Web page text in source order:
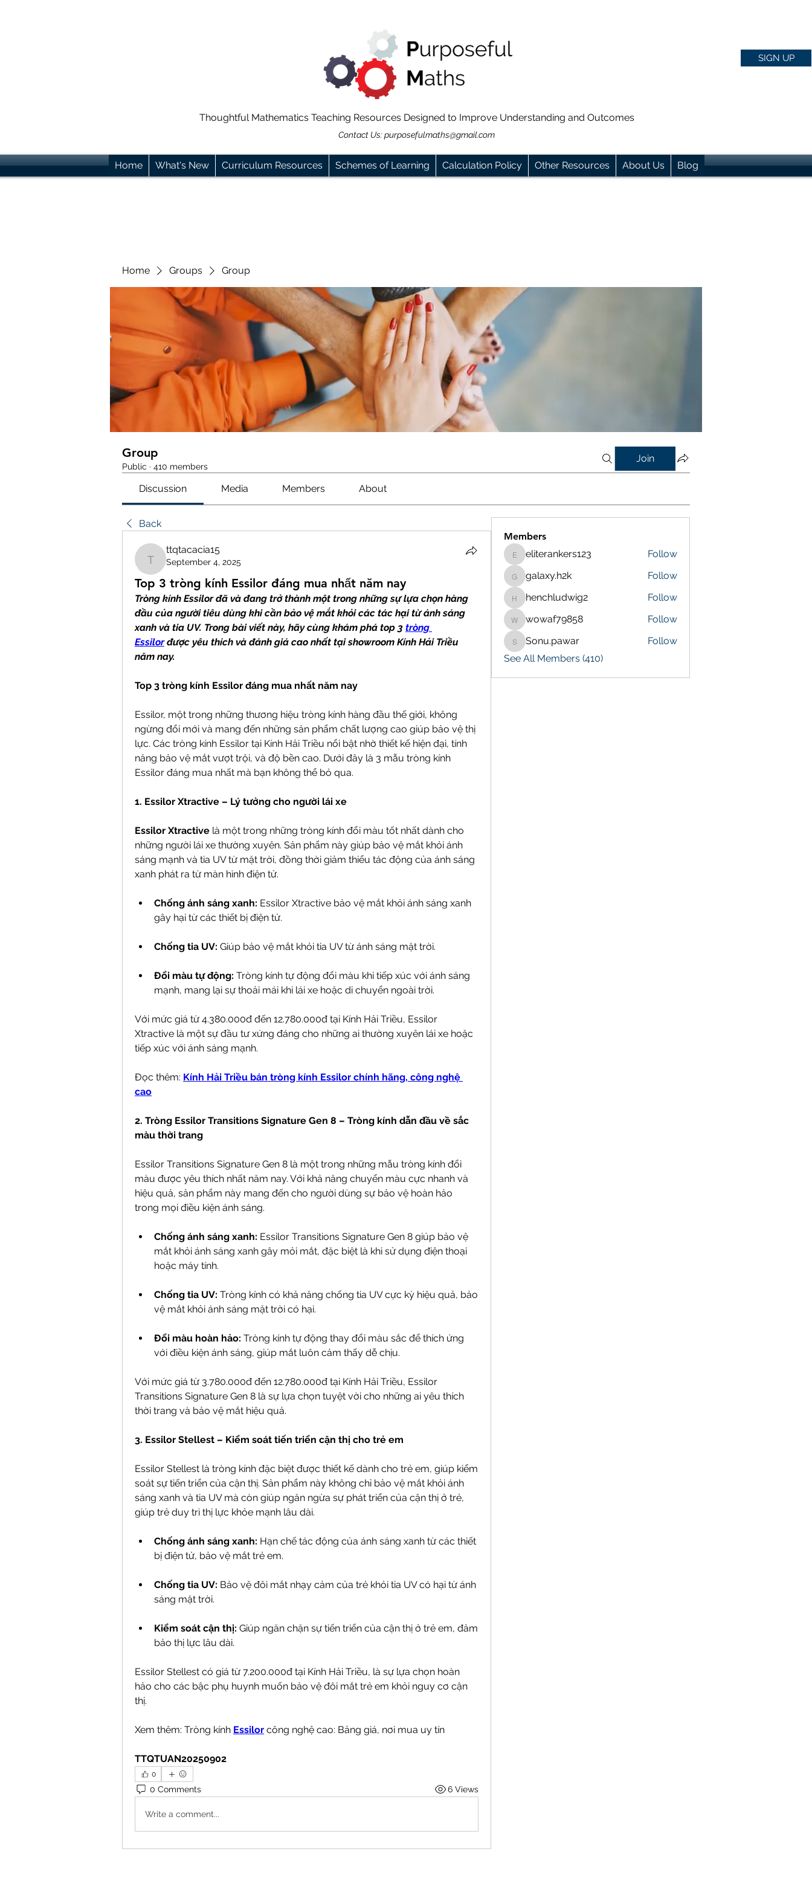
SIGN UP
Thoughtful Mathematics Teaching Resources Designed to Improve Understanding and Outcomes
Contact Us:purposefulmaths@gmail.com
Home What's New Curriculum Resources Schemes of Learning Calculation Policy Other Resources About Us Blog
Home Groups Group
Group
Public · 410 members
Join
Discussion Media Members About
Back
ttqtacacia15
ttqtacacia15
September 4, 2025
Top 3 tròng kính Essilor đáng mua nhất năm nay
Tròng kính Essilor đã và đang trở thành một trong những sự lựa chọn hàng
đầu của người tiêu dùng khi cần bảo vệ mắt khỏi các tác hại từ ánh sáng
xanh và tia UV. Trong bài viết này, hãy cùng khám phá top 3 tròng
Essilor được yêu thích và đánh giá cao nhất tại showroom Kính Hải Triều
năm nay.
Top 3 tròng kính Essilor đáng mua nhất năm nay
Essilor, một trong những thương hiệu tròng kính hàng đầu thế giới, không
ngừng đổi mới và mang đến những sản phẩm chất lượng cao giúp bảo vệ thị
lực. Các tròng kính Essilor tại Kính Hải Triều nổi bật nhờ thiết kế hiện đại, tính
năng bảo vệ mắt vượt trội, và độ bền cao. Dưới đây là 3 mẫu tròng kính
Essilor đáng mua nhất mà bạn không thể bỏ qua.
1. Essilor Xtractive – Lý tưởng cho người lái xe
Essilor Xtractive là một trong những tròng kính đổi màu tốt nhất dành cho
những người lái xe thường xuyên. Sản phẩm này giúp bảo vệ mắt khỏi ánh
sáng mạnh và tia UV từ mặt trời, đồng thời giảm thiểu tác động của ánh sáng
xanh phát ra từ màn hình điện tử.
Chống ánh sáng xanh: Essilor Xtractive bảo vệ mắt khỏi ánh sáng xanh
gây hại từ các thiết bị điện tử.
Chống tia UV: Giúp bảo vệ mắt khỏi tia UV từ ánh sáng mặt trời.
Đổi màu tự động: Tròng kính tự động đổi màu khi tiếp xúc với ánh sáng
mạnh, mang lại sự thoải mái khi lái xe hoặc di chuyển ngoài trời.
Với mức giá từ 4.380.000đ đến 12.780.000đ tại Kính Hải Triều, Essilor
Xtractive là một sự đầu tư xứng đáng cho những ai thường xuyên lái xe hoặc
tiếp xúc với ánh sáng mạnh.
Đọc thêm: Kính Hải Triều bán tròng kính Essilor chính hãng, công nghệ
cao
2. Tròng Essilor Transitions Signature Gen 8 – Tròng kính dẫn đầu về sắc
màu thời trang
Essilor Transitions Signature Gen 8 là một trong những mẫu tròng kính đổi
màu được yêu thích nhất năm nay. Với khả năng chuyển màu cực nhanh và
hiệu quả, sản phẩm này mang đến cho người dùng sự bảo vệ hoàn hảo
trong mọi điều kiện ánh sáng.
Chống ánh sáng xanh: Essilor Transitions Signature Gen 8 giúp bảo vệ
mắt khỏi ánh sáng xanh gây mỏi mắt, đặc biệt là khi sử dụng điện thoại
hoặc máy tính.
Chống tia UV: Tròng kính có khả năng chống tia UV cực kỳ hiệu quả, bảo
vệ mắt khỏi ánh sáng mặt trời có hại.
Đổi màu hoàn hảo: Tròng kính tự động thay đổi màu sắc để thích ứng
với điều kiện ánh sáng, giúp mắt luôn cảm thấy dễ chịu.
Với mức giá từ 3.780.000đ đến 12.780.000đ tại Kính Hải Triều, Essilor
Transitions Signature Gen 8 là sự lựa chọn tuyệt vời cho những ai yêu thích
thời trang và bảo vệ mắt hiệu quả.
3. Essilor Stellest – Kiểm soát tiến triển cận thị cho trẻ em
Essilor Stellest là tròng kính đặc biệt được thiết kế dành cho trẻ em, giúp kiểm
soát sự tiến triển của cận thị. Sản phẩm này không chỉ bảo vệ mắt khỏi ánh
sáng xanh và tia UV mà còn giúp ngăn ngừa sự phát triển của cận thị ở trẻ,
giúp trẻ duy trì thị lực khỏe mạnh lâu dài.
Chống ánh sáng xanh: Hạn chế tác động của ánh sáng xanh từ các thiết
bị điện tử, bảo vệ mắt trẻ em.
Chống tia UV: Bảo vệ đôi mắt nhạy cảm của trẻ khỏi tia UV có hại từ ánh
sáng mặt trời.
Kiểm soát cận thị: Giúp ngăn chặn sự tiến triển của cận thị ở trẻ em, đảm
bảo thị lực lâu dài.
Essilor Stellest có giá từ 7.200.000đ tại Kính Hải Triều, là sự lựa chọn hoàn
hảo cho các bậc phụ huynh muốn bảo vệ đôi mắt trẻ em khỏi nguy cơ cận
thị.
Xem thêm: Tròng kính Essilor công nghệ cao: Bảng giá, nơi mua uy tín
TTQTUAN20250902
0
0 Comments 6 Views
Write a comment...
Members
eliterankers123
eliterankers123 Follow
galaxy.h2k
galaxy.h2k Follow
henchludwig2
henchludwig2 Follow
wowaf79858
wowaf79858 Follow
Sonu.pawar
Sonu.pawar
Follow
See All Members (410)